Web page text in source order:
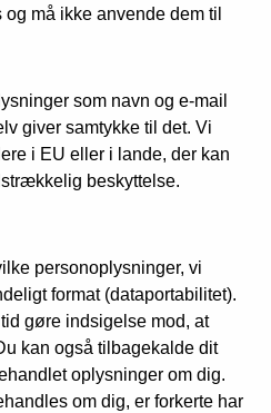
må ikke anvende dem til
som navn og e-mail
giver samtykke til det. Vi
i EU eller i lande, der kan
beskyttelse.
personoplysninger, vi
format (dataportabilitet).
gøre indsigelse mod, at
kan også tilbagekalde dit
oplysninger om dig.
om dig, er forkerte har